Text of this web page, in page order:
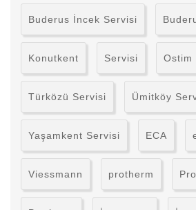
Buderus İncek Servisi
Konutkent Servisi Ostim
Türközü Servisi Ümitköy
Yaşamkent Servisi ECA
Viessmann protherm